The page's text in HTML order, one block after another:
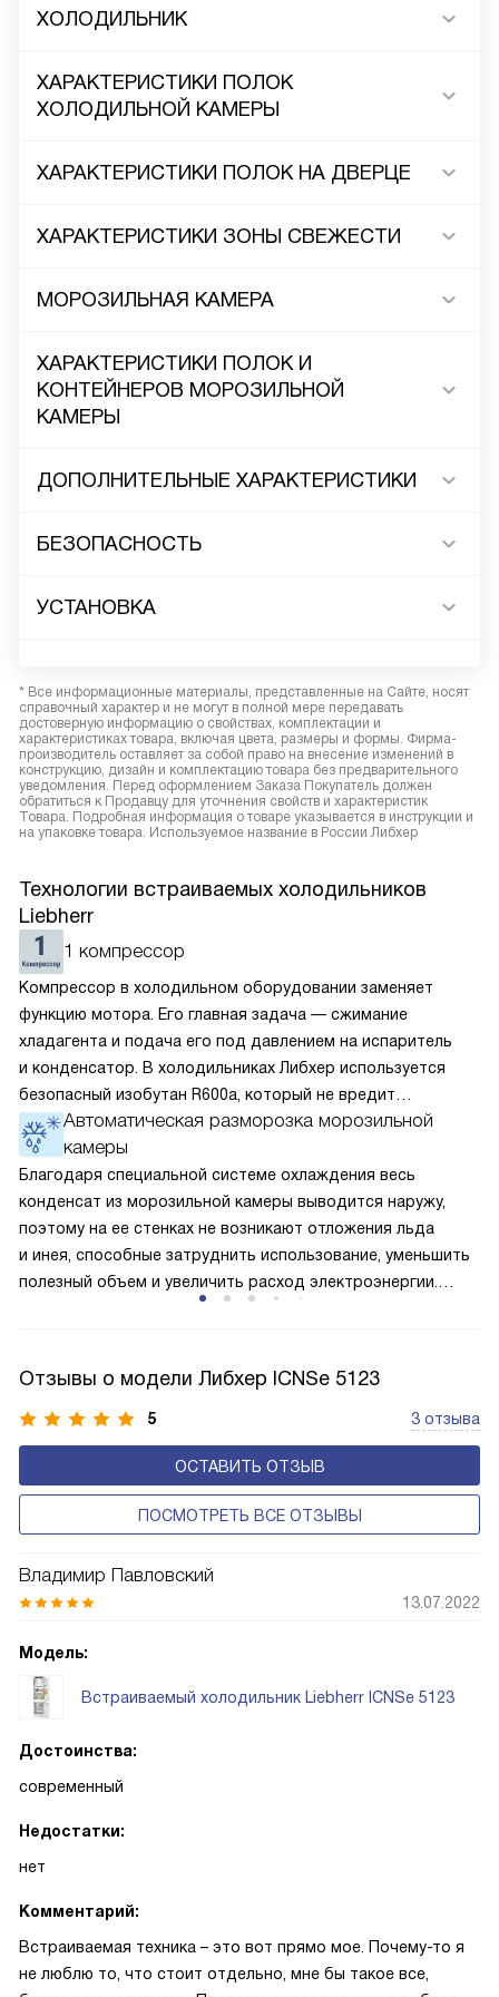
ХОЛОДИЛЬНИК
ХАРАКТЕРИСТИКИ ПОЛОК
ХОЛОДИЛЬНОЙ КАМЕРЫ
ХАРАКТЕРИСТИКИ ПОЛОК НА ДВЕРЦЕ
ХАРАКТЕРИСТИКИ ЗОНЫ СВЕЖЕСТИ
МОРОЗИЛЬНАЯ КАМЕРА
ХАРАКТЕРИСТИКИ ПОЛОК И
КОНТЕЙНЕРОВ МОРОЗИЛЬНОЙ
КАМЕРЫ
ДОПОЛНИТЕЛЬНЫЕ ХАРАКТЕРИСТИКИ
БЕЗОПАСНОСТЬ
УСТАНОВКА
* Все информационные материалы, представленные на Сайте, носят
справочный характер и не могут в полной мере передавать
достоверную информацию о свойствах, комплектации и
характеристиках товара, включая цвета, размеры и формы. Фирма-
производитель оставляет за собой право на внесение изменений в
конструкцию, дизайн и комплектацию товара без предварительного
уведомления. Перед оформлением Заказа Покупатель должен
обратиться к Продавцу для уточнения свойств и характеристик
Товара. Подробная информация о товаре указывается в инструкции и
на упаковке товара. Используемое название в России Либхер
Технологии встраиваемых холодильников
Liebherr
1 компрессор
Компрессор в холодильном оборудовании заменяет
функцию мотора. Его главная задача — сжимание
хладагента и подача его под давлением на испаритель
и конденсатор. В холодильниках Либхер используется
безопасный изобутан R600a, который не вредит
окружающей среде. Компрессор перегоняет его
по охладительному контуру по принципу насоса. Чем
лучше работает «мотор» прибора, тем качественнее
и быстрее происходит охлаждение, затрачивается
меньше электроэнергии.
Автоматическая разморозка морозильной
камеры
Благодаря специальной системе охлаждения весь
конденсат из морозильной камеры выводится наружу,
поэтому на ее стенках не возникают отложения льда
и инея, способные затруднить использование, уменьшить
полезный объем и увеличить расход электроэнергии.
Отзывы о модели Либхер ICNSe 5123
5 3 отзыва
ОСТАВИТЬ ОТЗЫВ
ПОСМОТРЕТЬ ВСЕ ОТЗЫВЫ
Владимир Павловский
13.07.2022
Модель:
Встраиваемый холодильник Liebherr ICNSe 5123
Достоинства:
современный
Недостатки:
нет
Комментарий:
Встраиваемая техника – это вот прямо мое. Почему-то я
не люблю то, что стоит отдельно, мне бы такое все,